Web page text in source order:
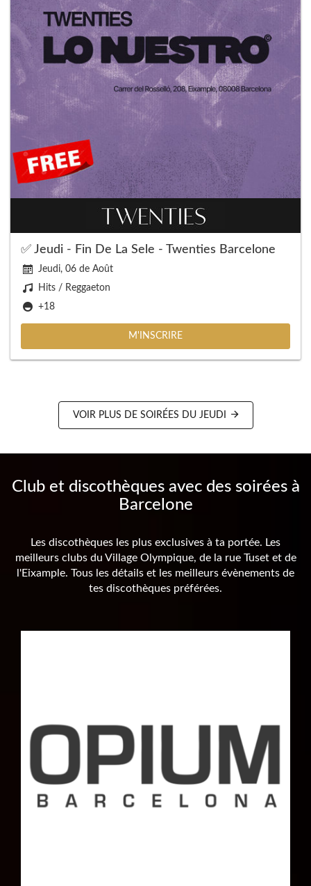
✅ Jeudi - Fin De La Sele - Twenties Barcelone
Jeudi, 06 de Août
Hits / Reggaeton
+18
M'INSCRIRE
VOIR PLUS DE SOIRÉES DU JEUDI
Club et discothèques avec des soirées à
Barcelone
Les discothèques les plus exclusives à ta portée. Les
meilleurs clubs du Village Olympique, de la rue Tuset et de
l'Eixample. Tous les détails et les meilleurs évènements de
tes discothèques préférées.